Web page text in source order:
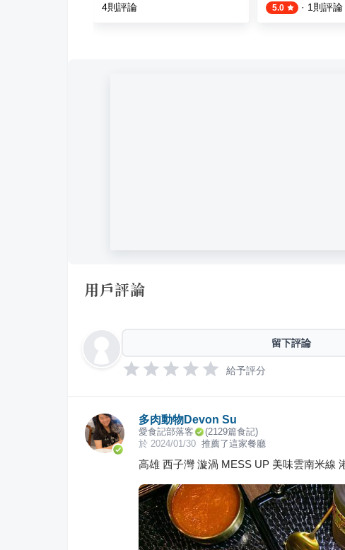
4則評論 5.0 · 1 則評論
用戶評論
留下評論
給予評分
多肉動物Devon Su
愛食記部落客 (2129篇食記)
於 2024/01/30 推薦了這家餐廳
高雄 西子灣 漩渦 MESS UP 美味雲南米線